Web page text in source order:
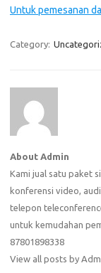
Untuk pemesanan
Category:
About Admin
Kami jual satu paket
konferensi video,
telepon
untuk kemudahan
87801898338
View all posts by